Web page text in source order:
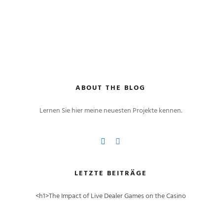
ABOUT THE BLOG
Lernen Sie hier meine neuesten Projekte kennen.
LETZTE BEITRÄGE
<h1>The Impact of Live Dealer Games on the Casino